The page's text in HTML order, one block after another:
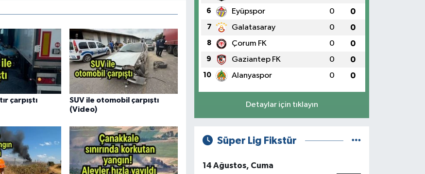
çarpıştı
SUV ile otomobil çarpıştı
(Video)
6 Eyüpspor 0 0
7 Galatasaray 0 0
8 Çorum FK 0 0
9 Gaziantep FK 0 0
10 Alanyaspor 0 0
Detaylar için tıklayın
Süper Lig Fikstür
14 Ağustos, Cuma